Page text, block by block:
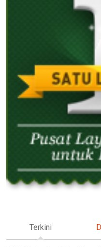
Terkini